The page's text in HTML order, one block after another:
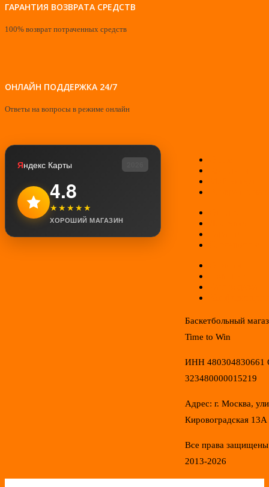
ГАРАНТИЯ ВОЗВРАТА СРЕДСТВ
100% возврат потраченных средств
ОНЛАЙН ПОДДЕРЖКА 24/7
Ответы на вопросы в режиме онлайн
Яндекс Карты
4.8
★★★★★
ХОРОШИЙ МАГАЗИН
Баскетбольный
Time to Win
ИНН 480304830661
323480000015219
Адрес: г. Москва,
Кировоградская 13А
Все права
2013-2026